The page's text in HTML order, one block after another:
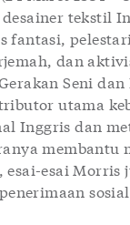
tekstil
fantasi,
dan
Seni
utama
Inggris dan
membantu
esai Morris